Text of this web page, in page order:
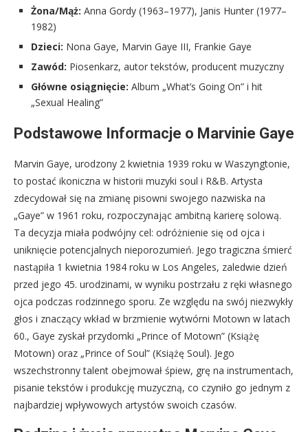
Żona/Mąż: Anna Gordy (1963–1977), Janis Hunter (1977–
1982)
Dzieci: Nona Gaye, Marvin Gaye III, Frankie Gaye
Zawód: Piosenkarz, autor tekstów, producent muzyczny
Główne osiągnięcie: Album „What’s Going On” i hit
„Sexual Healing”
Podstawowe Informacje o Marvinie Gaye
Marvin Gaye, urodzony 2 kwietnia 1939 roku w Waszyngtonie,
to postać ikoniczna w historii muzyki soul i R&B. Artysta
zdecydował się na zmianę pisowni swojego nazwiska na
„Gaye” w 1961 roku, rozpoczynając ambitną karierę solową.
Ta decyzja miała podwójny cel: odróżnienie się od ojca i
uniknięcie potencjalnych nieporozumień. Jego tragiczna śmierć
nastąpiła 1 kwietnia 1984 roku w Los Angeles, zaledwie dzień
przed jego 45. urodzinami, w wyniku postrzału z ręki własnego
ojca podczas rodzinnego sporu. Ze względu na swój niezwykły
głos i znaczący wkład w brzmienie wytwórni Motown w latach
60., Gaye zyskał przydomki „Prince of Motown” (Książę
Motown) oraz „Prince of Soul” (Książę Soul). Jego
wszechstronny talent obejmował śpiew, grę na instrumentach,
pisanie tekstów i produkcję muzyczną, co czyniło go jednym z
najbardziej wpływowych artystów swoich czasów.